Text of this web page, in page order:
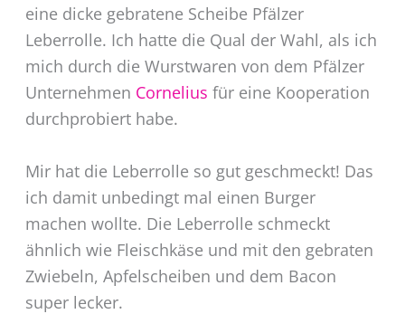
eine dicke gebratene Scheibe Pfälzer
Leberrolle. Ich hatte die Qual der Wahl, als ich
mich durch die Wurstwaren von dem Pfälzer
Unternehmen Cornelius für eine Kooperation
durchprobiert habe.
Mir hat die Leberrolle so gut geschmeckt! Das
ich damit unbedingt mal einen Burger
machen wollte. Die Leberrolle schmeckt
ähnlich wie Fleischkäse und mit den gebraten
Zwiebeln, Apfelscheiben und dem Bacon
super lecker.